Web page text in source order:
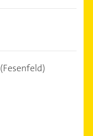
(Fesenfeld)